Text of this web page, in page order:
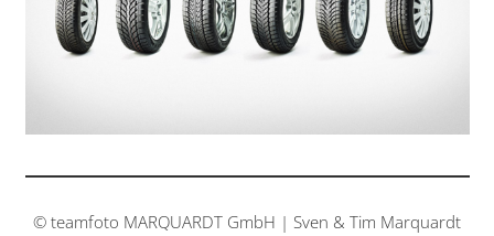
© teamfoto MARQUARDT GmbH | Sven & Tim Marquardt